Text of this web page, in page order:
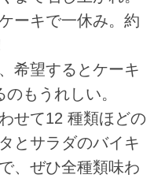
ーキで一休み。約
希望するとケーキ
もうれしい。
せて12 種類ほどの
とサラダのバイキ
、ぜひ全種類味わ